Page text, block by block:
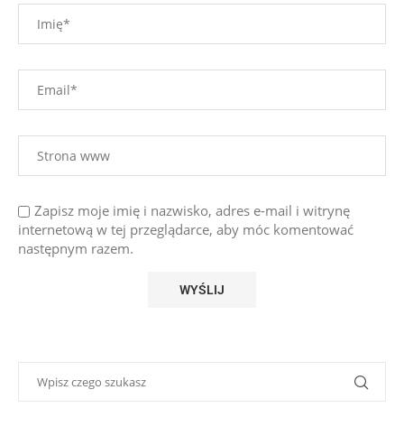
Zapisz moje imię i nazwisko, adres e-mail i witrynę
internetową w tej przeglądarce, aby móc komentować
następnym razem.